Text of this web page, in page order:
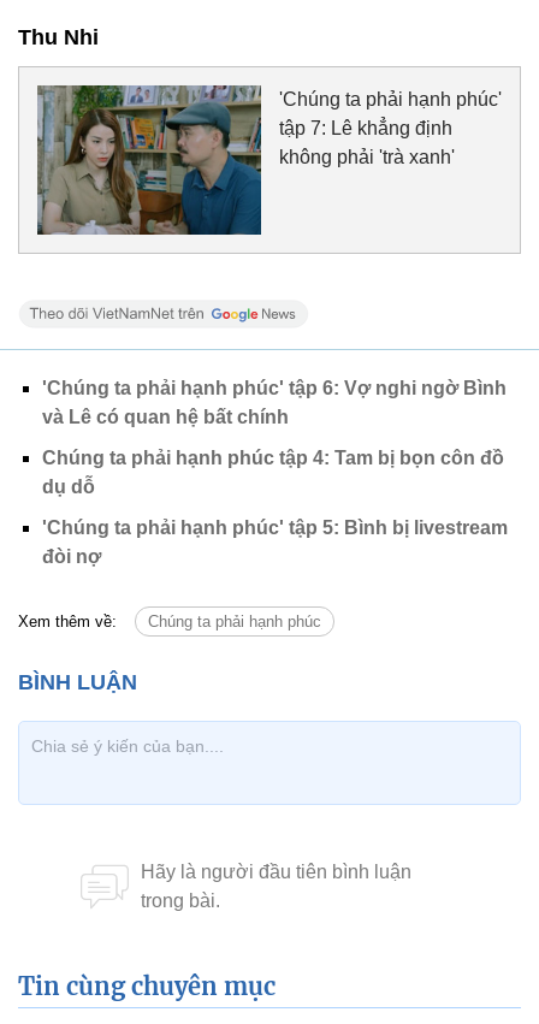
Thu Nhi
'Chúng ta phải hạnh phúc'
tập 7: Lê khẳng định
không phải 'trà xanh'
'Chúng ta phải hạnh phúc' tập 6: Vợ nghi ngờ Bình
và Lê có quan hệ bất chính
Chúng ta phải hạnh phúc tập 4: Tam bị bọn côn đồ
dụ dỗ
'Chúng ta phải hạnh phúc' tập 5: Bình bị livestream
đòi nợ
Xem thêm về: Chúng ta phải hạnh phúc
Tin cùng chuyên mục